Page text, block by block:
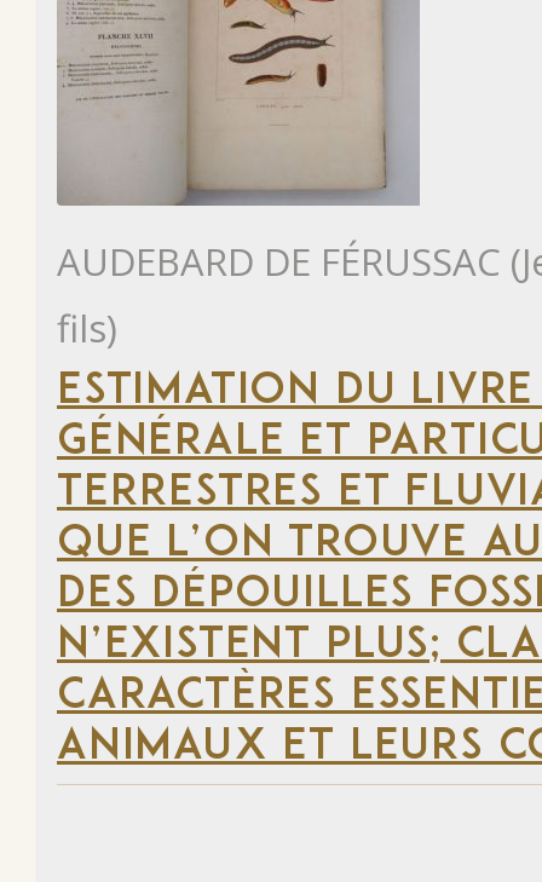
AUDEBARD DE
fils)
ESTIMATION DU
GÉNÉRALE ET
TERRESTRES ET
QUE L’ON TROUVE
DES DÉPOUILLES
N’EXISTENT PLUS;
CARACTÈRES
ANIMAUX ET LEURS